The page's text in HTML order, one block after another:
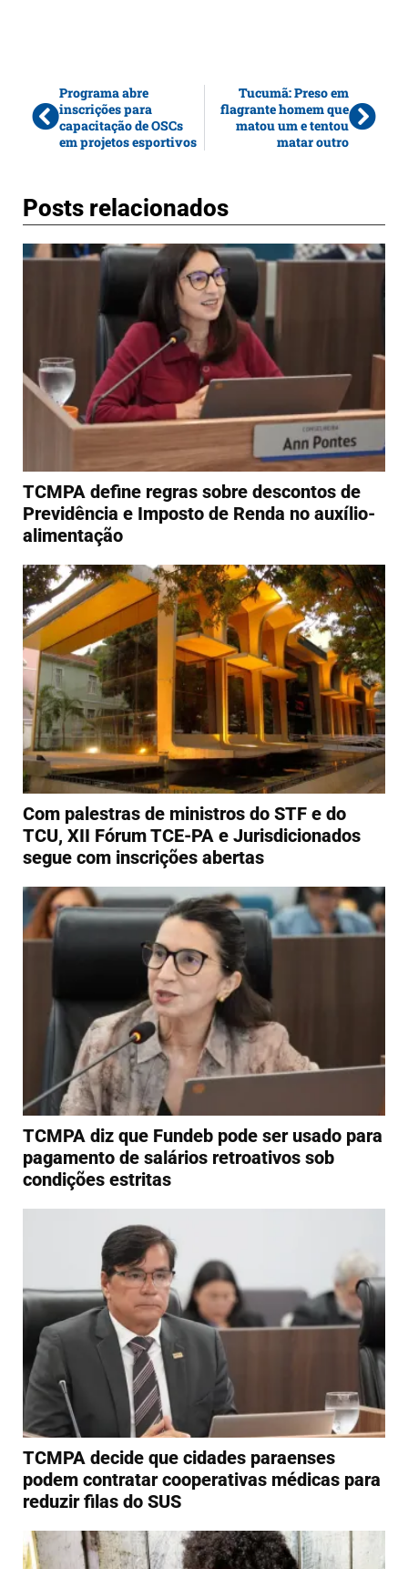
Programa abre
inscrições para
capacitação de OSCs
em projetos esportivos
Tucumã: Preso em
flagrante homem que
matou um e tentou
matar outro
Posts relacionados
TCMPA define regras sobre descontos de
Previdência e Imposto de Renda no auxílio-
alimentação
Com palestras de ministros do STF e do
TCU, XII Fórum TCE-PA e Jurisdicionados
segue com inscrições abertas
TCMPA diz que Fundeb pode ser usado para
pagamento de salários retroativos sob
condições estritas
TCMPA decide que cidades paraenses
podem contratar cooperativas médicas para
reduzir filas do SUS